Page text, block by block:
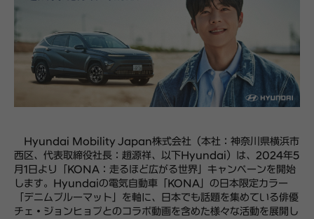
Hyundai Mobility Japan株式会社（本社：神奈川県横浜市
西区、代表取締役社長：趙源祥、以下Hyundai）は、2024年5
月1日より「KONA：走るほど広がる世界」キャンペーンを開始
します。Hyundaiの電気自動車「KONA」の日本限定カラー
「デニムブルーマット」を軸に、日本でも話題を集めている俳優
チェ・ジョンヒョプとのコラボ動画を含めた様々な活動を展開し